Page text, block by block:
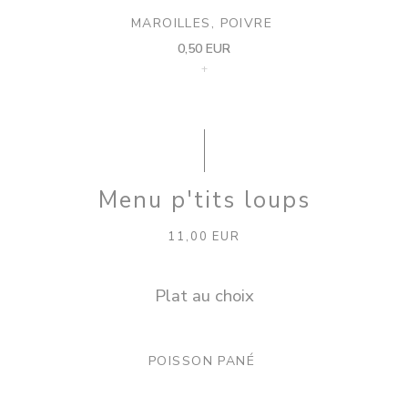
MAROILLES, POIVRE
0,50 EUR
+
Menu p'tits loups
11,00 EUR
Plat au choix
POISSON PANÉ